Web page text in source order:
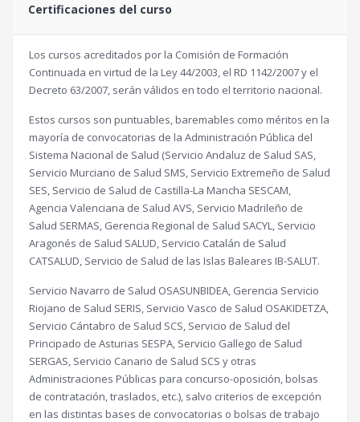
Certificaciones del curso
Los cursos acreditados por la Comisión de Formación
Continuada en virtud de la Ley 44/2003, el RD 1142/2007 y el
Decreto 63/2007, serán válidos en todo el territorio nacional.
Estos cursos son puntuables, baremables como méritos en la
mayoría de convocatorias de la Administración Pública del
Sistema Nacional de Salud (Servicio Andaluz de Salud SAS,
Servicio Murciano de Salud SMS, Servicio Extremeño de Salud
SES, Servicio de Salud de Castilla-La Mancha SESCAM,
Agencia Valenciana de Salud AVS, Servicio Madrileño de
Salud SERMAS, Gerencia Regional de Salud SACYL, Servicio
Aragonés de Salud SALUD, Servicio Catalán de Salud
CATSALUD, Servicio de Salud de las Islas Baleares IB-SALUT.
Servicio Navarro de Salud OSASUNBIDEA, Gerencia Servicio
Riojano de Salud SERIS, Servicio Vasco de Salud OSAKIDETZA,
Servicio Cántabro de Salud SCS, Servicio de Salud del
Principado de Asturias SESPA, Servicio Gallego de Salud
SERGAS, Servicio Canario de Salud SCS y otras
Administraciones Públicas para concurso-oposición, bolsas
de contratación, traslados, etc.), salvo criterios de excepción
en las distintas bases de convocatorias o bolsas de trabajo